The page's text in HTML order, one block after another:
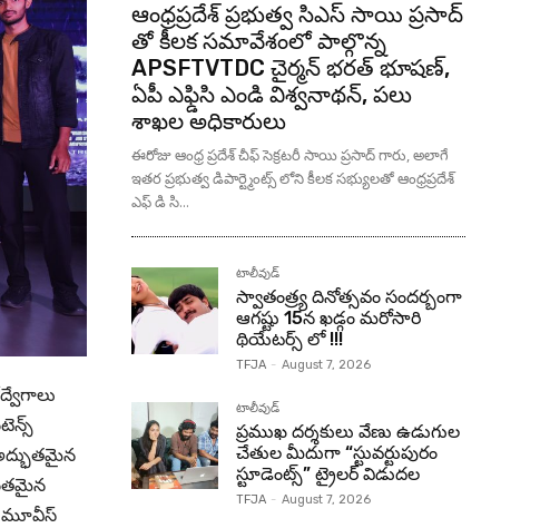
మూవీస్
ఆంధ్రప్రదేశ్ ప్రభుత్వ సిఎస్ సాయి ప్రసాద్
తో కీలక సమావేశంలో పాల్గొన్న
APSFTVTDC చైర్మన్ భరత్ భూషణ్,
ఏపీ ఎఫ్డిసి ఎండి విశ్వనాథన్, పలు
శాఖల అధికారులు
ఈరోజు ఆంధ్ర ప్రదేశ్ చీఫ్ సెక్రటరీ సాయి ప్రసాద్ గారు, అలాగే
ఇతర ప్రభుత్వ డిపార్ట్మెంట్స్ లోని కీలక సభ్యులతో ఆంధ్రప్రదేశ్
ఎఫ్ డి సి...
టాలీవుడ్
స్వాతంత్ర్య దినోత్సవం సందర్బంగా
ఆగష్టు 15న ఖడ్గం మరోసారి
థియేటర్స్ లో !!!
TFJA - August 7, 2026
టాలీవుడ్
ప్రముఖ దర్శకులు వేణు ఉడుగుల
చేతుల మీదుగా “స్టువర్టుపురం
స్టూడెంట్స్” ట్రైలర్ విడుదల
TFJA - August 7, 2026